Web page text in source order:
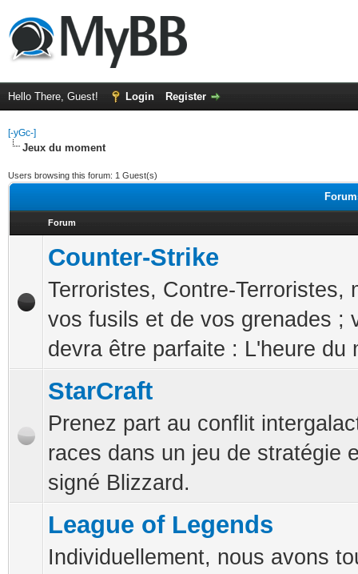
Hello There, Guest! Login Register
[-yGc-]
Jeux du moment
Users browsing this forum: 1 Guest(s)
Forum
Counter-Strike
Terroristes, Contre-Terroristes,
vos fusils et de vos grenades ;
devra être parfaite : L'heure du
StarCraft
Prenez part au conflit
races dans un jeu de stratégie
signé Blizzard.
League of Legends
Individuellement, nous avons